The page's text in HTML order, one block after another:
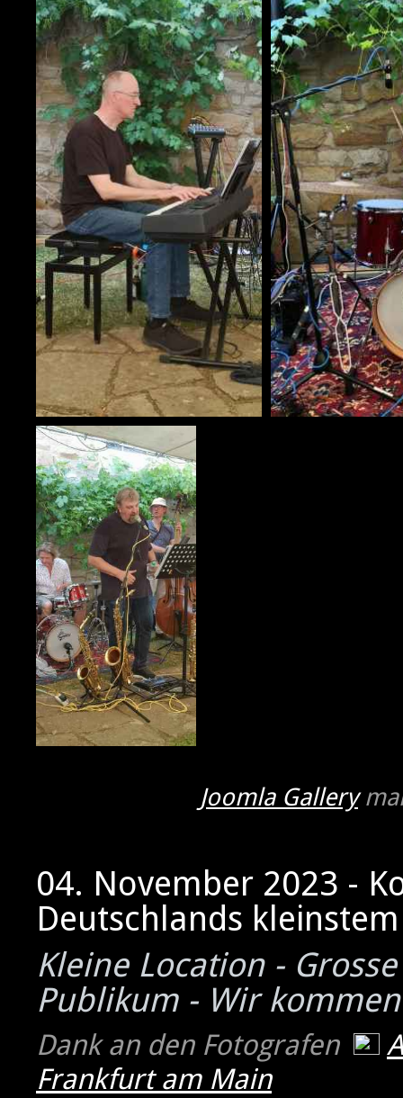
Joomla Gallery
04. November 2023 -
Deutschlands
Kleine Location -
Publikum - Wir
Dank an den Fotografen
A
Frankfurt am Main